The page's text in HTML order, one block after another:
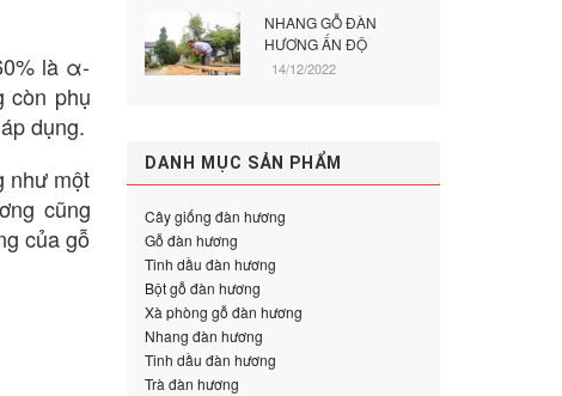
là α-
còn phụ
dụng.
như một
cũng
của gỗ
NHANG GỖ ĐÀN
HƯƠNG ẤN ĐỘ
14/12/2022
DANH MỤC SẢN PHẨM
Cây giống đàn hương
Gỗ đàn hương
Tinh dầu đàn hương
Bột gỗ đàn hương
Xà phòng gỗ đàn hương
Nhang đàn hương
Tinh dầu đàn hương
Trà đàn hương